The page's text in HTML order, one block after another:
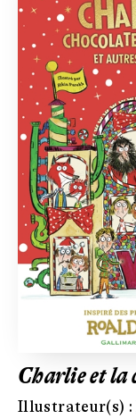
Charlie et la
Illustrateur(s) :